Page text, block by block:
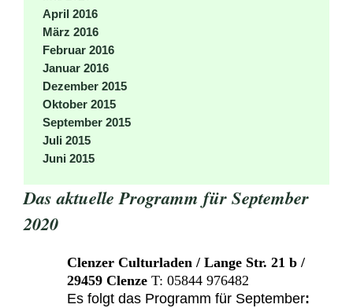
April 2016
März 2016
Februar 2016
Januar 2016
Dezember 2015
Oktober 2015
September 2015
Juli 2015
Juni 2015
Das aktuelle Programm für September
2020
Clenzer Culturladen /Lange Str. 21 b /
29459 ClenzeT: 05844 976482
Es folgt das Programm für September: